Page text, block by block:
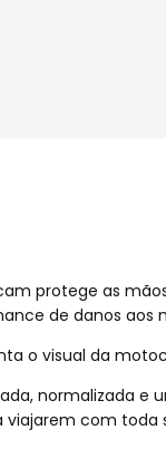
protege as
de danos
o visual da
normalizada e
com